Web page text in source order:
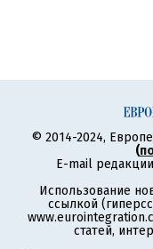
© 2014-2024,
(
E-mail
Использование
ссылкой
статей,